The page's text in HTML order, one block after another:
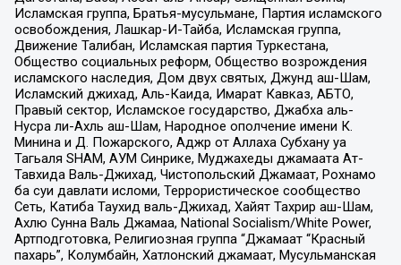
Исламская группа, Братья-мусульмане, Партия исламского
освобождения, Лашкар-И-Тайба, Исламская группа,
Движение Талибан, Исламская партия Туркестана,
Общество социальных реформ, Общество возрождения
исламского наследия, Дом двух святых, Джунд аш-Шам,
Исламский джихад, Аль-Каида, Имарат Кавказ, АБТО,
Правый сектор, Исламское государство, Джабха аль-
Нусра ли-Ахль аш-Шам, Народное ополчение имени К.
Минина и Д. Пожарского, Аджр от Аллаха Субхану уа
Тагьаля SHAM, АУМ Синрике, Муджахеды джамаата Ат-
Тавхида Валь-Джихад, Чистопольский Джамаат, Рохнамо
ба суи давлати исломи, Террористическое сообщество
Сеть, Катиба Таухид валь-Джихад, Хайят Тахрир аш-Шам,
Ахлю Сунна Валь Джамаа, National Socialism/White Power,
Артподготовка, Религиозная группа “Джамаат “Красный
пахарь”, Колумбайн, Хатлонский джамаат, Мусульманская